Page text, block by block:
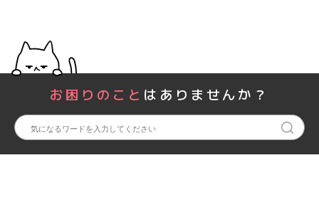
お困りのこと はありませんか？